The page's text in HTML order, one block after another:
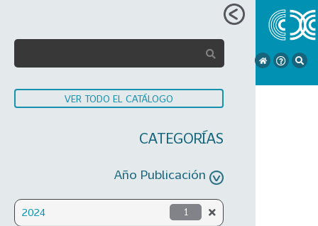
VER TODO EL CATÁLOGO
CATEGORÍAS
Año Publicación
2024 1